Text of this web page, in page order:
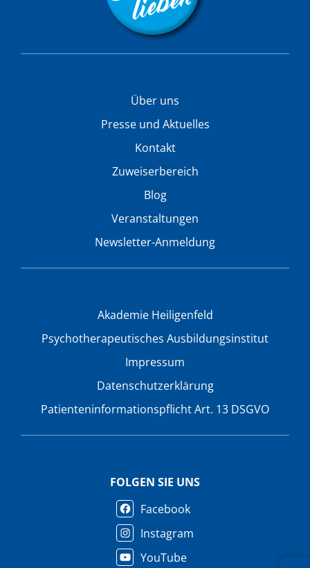
Über uns
Presse und Aktuelles
Kontakt
Zuweiserbereich
Blog
Veranstaltungen
Newsletter-Anmeldung
Akademie Heiligenfeld
Psychotherapeutisches Ausbildungsinstitut
Impressum
Datenschutzerklärung
Patienteninformationspflicht Art. 13 DSGVO
FOLGEN SIE UNS
Facebook
Instagram
YouTube